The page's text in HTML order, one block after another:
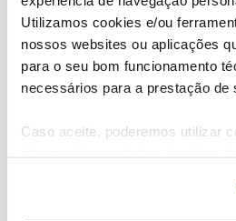
Utilizamos cookies e/ou
nossos websites ou aplicações
para o seu bom funcionamento
necessários para a prestação de
Caso aceite, poderemos utilizar
funcionalidades (cookies de